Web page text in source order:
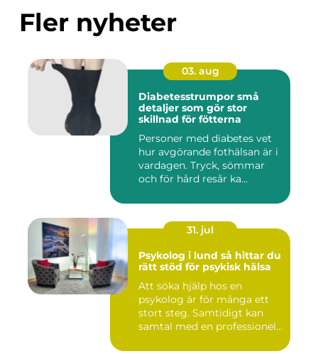
Fler nyheter
03. aug
Diabetesstrumpor små
detaljer som gör stor
skillnad för fötterna
Personer med diabetes vet
hur avgörande fothälsan är i
vardagen. Tryck, sömmar
och för hård resår ka...
31. jul
Psykolog i lund så hittar du
rätt stöd för psykisk hälsa
Att söka hjälp hos en
psykolog är för många ett
stort steg. Samtidigt kan
samtal med en professionel...